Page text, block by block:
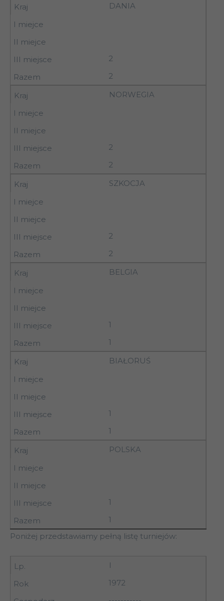
DANIA
2
2
NORWEGIA
2
2
SZKOCJA
2
2
BELGIA
1
1
BIAŁORUŚ
1
1
POLSKA
1
1
Poniżej przedstawiamy pełną listę turniejów:
I
1972